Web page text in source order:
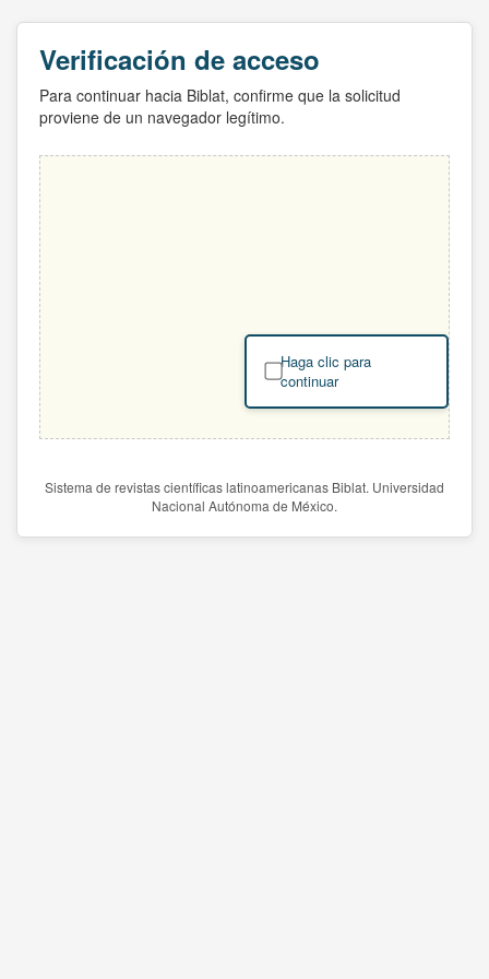
Verificación de acceso
Para continuar hacia Biblat, confirme que la solicitud
proviene de un navegador legítimo.
Haga clic para
continuar
Sistema de revistas científicas latinoamericanas Biblat. Universidad
Nacional Autónoma de México.